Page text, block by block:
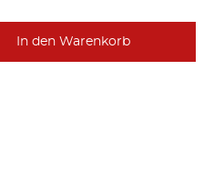
In den Warenkorb